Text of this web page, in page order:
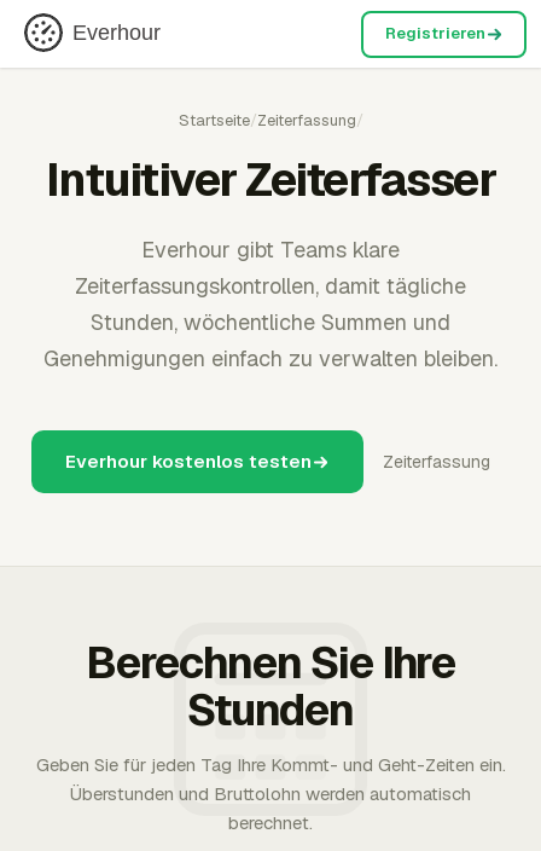
Everhour Registrieren
Startseite/Zeiterfassung/
Intuitiver Zeiterfasser
Everhour gibt Teams klare
Zeiterfassungskontrollen, damit tägliche
Stunden, wöchentliche Summen und
Genehmigungen einfach zu verwalten bleiben.
Everhour kostenlos testen Zeiterfassung
Berechnen Sie Ihre
Stunden
Geben Sie für jeden Tag Ihre Kommt- und Geht-Zeiten ein.
Überstunden und Bruttolohn werden automatisch
berechnet.